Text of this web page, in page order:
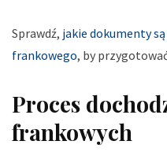
Sprawdź, jakie dokumenty
frankowego, by
Proces
frankowych